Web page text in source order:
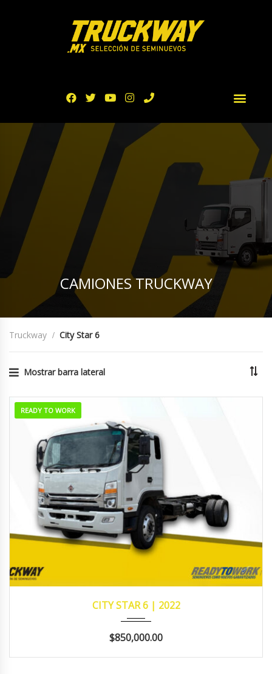
CAMIONES TRUCKWAY
Truckway City Star 6
Mostrar barra lateral
READY TO WORK
CITY STAR 6 | 2022
$850,000.00